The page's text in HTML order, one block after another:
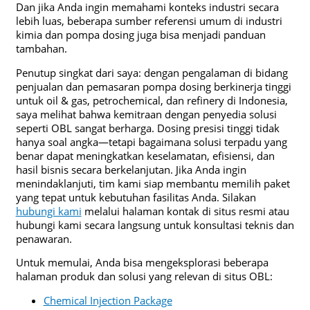
Dan jika Anda ingin memahami konteks industri secara
lebih luas, beberapa sumber referensi umum di industri
kimia dan pompa dosing juga bisa menjadi panduan
tambahan.
Penutup singkat dari saya: dengan pengalaman di bidang
penjualan dan pemasaran pompa dosing berkinerja tinggi
untuk oil & gas, petrochemical, dan refinery di Indonesia,
saya melihat bahwa kemitraan dengan penyedia solusi
seperti OBL sangat berharga. Dosing presisi tinggi tidak
hanya soal angka—tetapi bagaimana solusi terpadu yang
benar dapat meningkatkan keselamatan, efisiensi, dan
hasil bisnis secara berkelanjutan. Jika Anda ingin
menindaklanjuti, tim kami siap membantu memilih paket
yang tepat untuk kebutuhan fasilitas Anda. Silakan
hubungi kami melalui halaman kontak di situs resmi atau
hubungi kami secara langsung untuk konsultasi teknis dan
penawaran.
Untuk memulai, Anda bisa mengeksplorasi beberapa
halaman produk dan solusi yang relevan di situs OBL:
Chemical Injection Package